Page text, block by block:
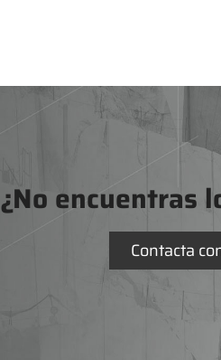
¿No encuentras
Contacta